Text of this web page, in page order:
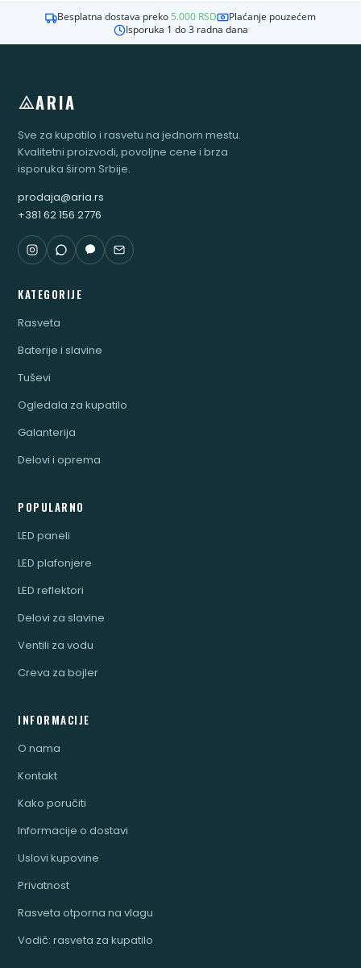
Besplatna dostava preko 5.000 RSD
Plaćanje pouzećem
Isporuka 1 do 3 radna dana
ARIA
Sve za kupatilo i rasvetu na jednom mestu.
Kvalitetni proizvodi, povoljne cene i brza
isporuka širom Srbije.
prodaja@aria.rs
+381 62 156 2776
KATEGORIJE
Rasveta
Baterije i slavine
Tuševi
Ogledala za kupatilo
Galanterija
Delovi i oprema
POPULARNO
LED paneli
LED plafonjere
LED reflektori
Delovi za slavine
Ventili za vodu
Creva za bojler
INFORMACIJE
O nama
Kontakt
Kako poručiti
Informacije o dostavi
Uslovi kupovine
Privatnost
Rasveta otporna na vlagu
Vodič: rasveta za kupatilo